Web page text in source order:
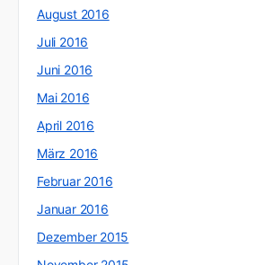
August 2016
Juli 2016
Juni 2016
Mai 2016
April 2016
März 2016
Februar 2016
Januar 2016
Dezember 2015